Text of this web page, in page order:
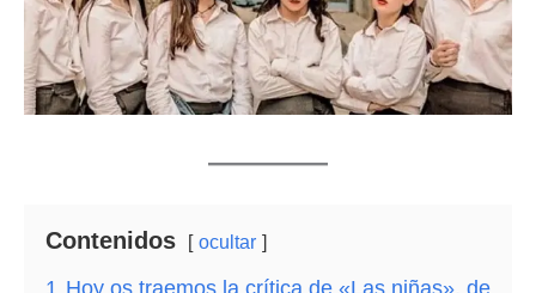
Contenidos ocultar
1 Hoy os traemos la crítica de «Las niñas», de